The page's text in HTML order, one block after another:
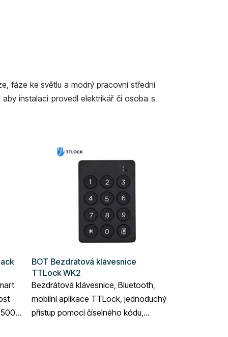
fáze ke světlu a modrý pracovní střední
instalaci provedl elektrikář či osoba s
BOT Bezdrátová klávesnice
TTLock WK2
Bezdrátová klávesnice, Bluetooth,
mobilní aplikace TTLock, jednoduchý
přístup pomocí číselného kódu,